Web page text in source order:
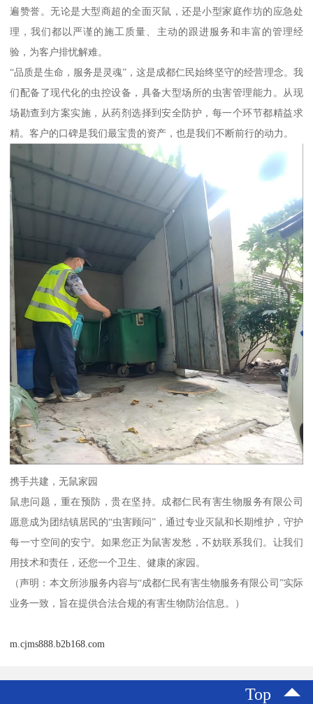
遍赞誉。无论是大型商超的全面灭鼠，还是小型家庭作坊的应急处
理，我们都以严谨的施工质量、主动的跟进服务和丰富的管理经
验，为客户排忧解难。
“品质是生命，服务是灵魂”，这是成都仁民始终坚守的经营理念。我
们配备了现代化的虫控设备，具备大型场所的虫害管理能力。从现
场勘查到方案实施，从药剂选择到安全防护，每一个环节都精益求
精。客户的口碑是我们最宝贵的资产，也是我们不断前行的动力。
携手共建，无鼠家园
鼠患问题，重在预防，贵在坚持。成都仁民有害生物服务有限公司
愿意成为团结镇居民的“虫害顾问”，通过专业灭鼠和长期维护，守护
每一寸空间的安宁。如果您正为鼠害发愁，不妨联系我们。让我们
用技术和责任，还您一个卫生、健康的家园。
（声明：本文所涉服务内容与“成都仁民有害生物服务有限公司”实际
业务一致，旨在提供合法合规的有害生物防治信息。）
m.cjms888.b2b168.com
Top